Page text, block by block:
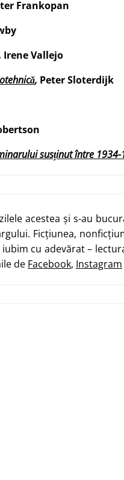
Frankopan
Irene Vallejo
, Peter Sloterdijk
susținut între
acestea și s-au
Ficțiunea,
cu adevărat –
de Facebook, Instagram